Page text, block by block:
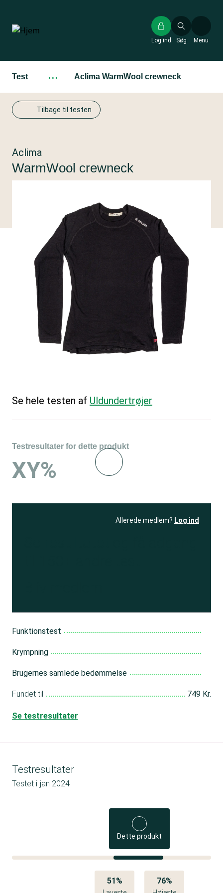
hovedindhold
Søg
Log ind Menu
Test ··· Aclima WarmWool crewneck
Tilbage til testen
Aclima
WarmWool crewneck
Se hele testen af Uldundertrøjer
Testresultater for dette produkt
XY%
Allerede medlem? Log ind
Funktionstest
Krympning
Brugernes samlede bedømmelse
Fundet til 749 Kr.
Se testresultater
Testresultater
Testet i jan 2024
Dette produkt
51% 76%